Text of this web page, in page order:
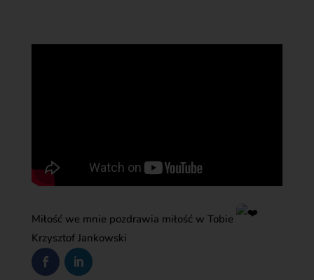
Miłość we mnie pozdrawia miłość w Tobie
Krzysztof Jankowski